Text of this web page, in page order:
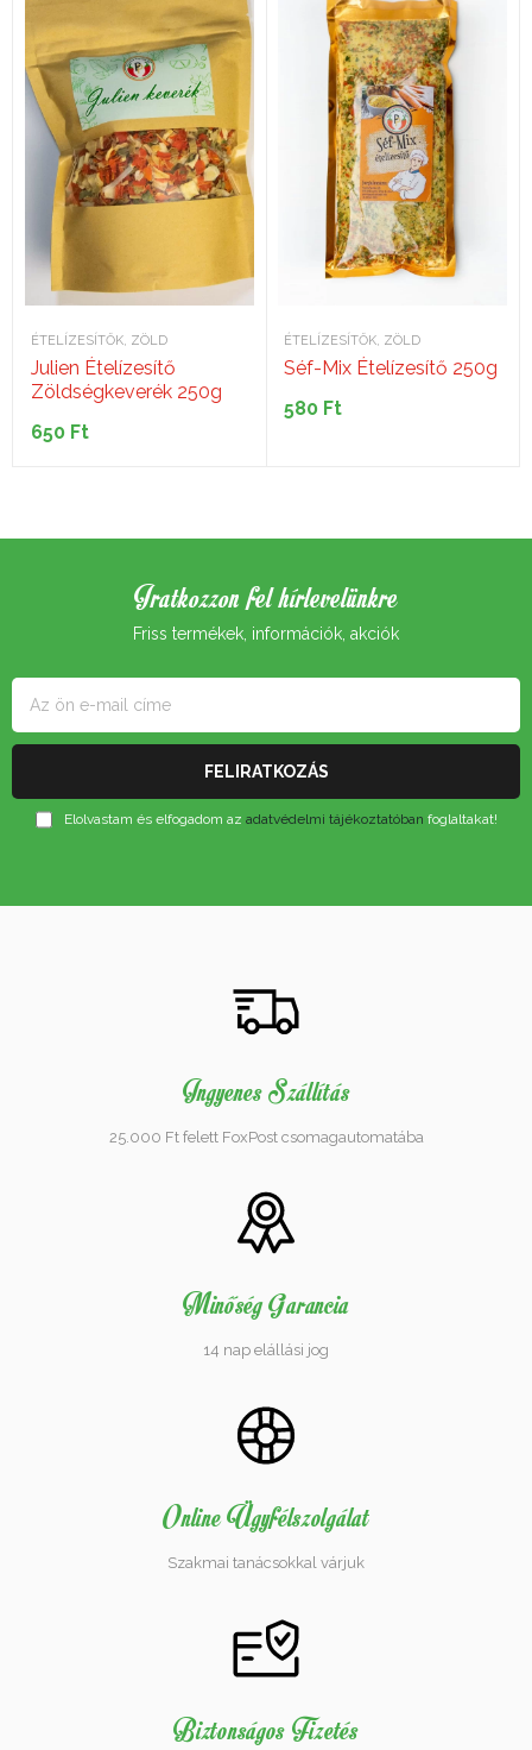
ÉTELÍZESÍTŐK, ZÖLD
Julien Ételízesítő
Zöldségkeverék 250g
650 Ft
ÉTELÍZESÍTŐK, ZÖLD
Séf-Mix Ételízesítő 250g
580 Ft
Iratkozzon fel hírlevelünkre
Friss termékek, információk, akciók
Elolvastam és elfogadom az adatvédelmi tájékoztatóban foglaltakat!
Ingyenes Szállítás
25.000 Ft felett FoxPost csomagautomatába
Minőség Garancia
14 nap elállási jog
Online Ügyfélszolgálat
Szakmai tanácsokkal várjuk
Biztonságos Fizetés